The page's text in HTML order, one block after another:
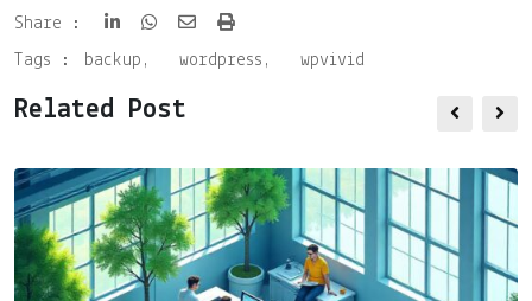
Share :
Tags :
backup , wordpress , wpvivid
Related Post